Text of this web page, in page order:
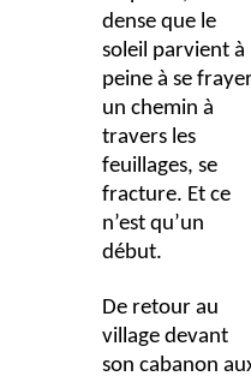
dense que le
soleil parvient à
peine à se
un chemin à
travers les
feuillages, se
fracture. Et ce
n’est qu’un
début.
De retour au
village devant
son cabanon